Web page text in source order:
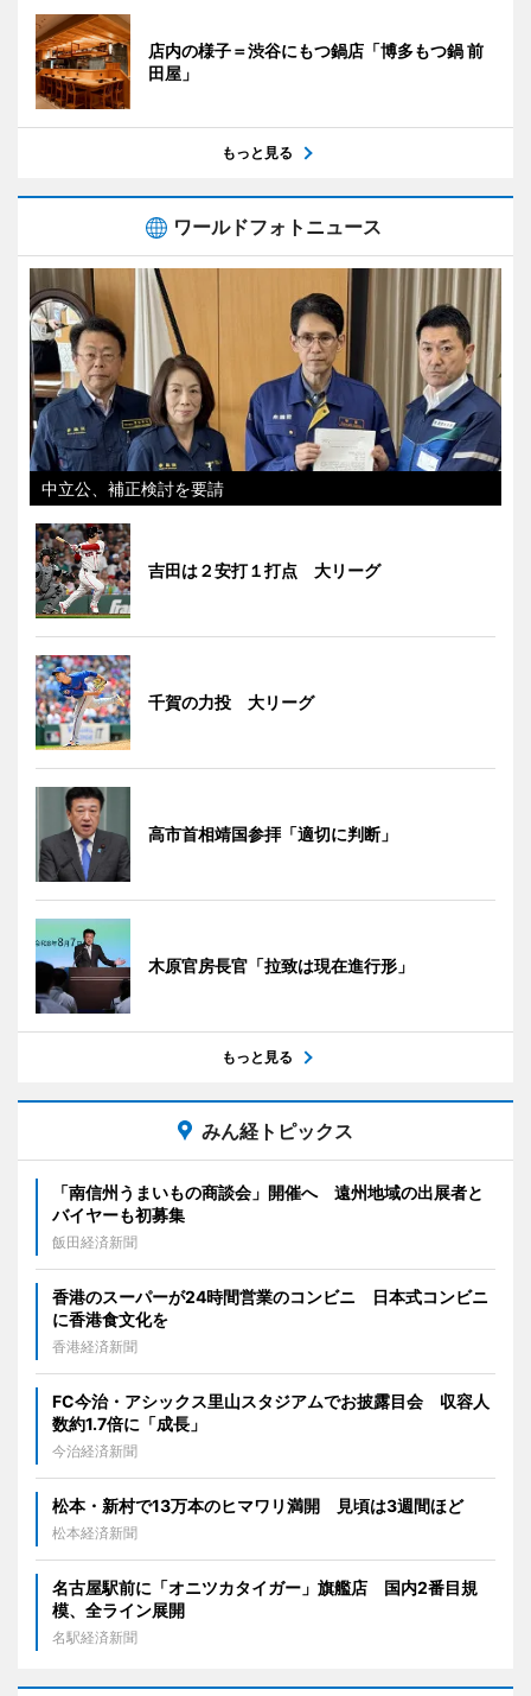
店内の様子＝渋谷にもつ鍋店「博多もつ鍋 前
田屋」
もっと見る
ワールドフォトニュース
中立公、補正検討を要請
吉田は２安打１打点 大リーグ
千賀の力投 大リーグ
高市首相靖国参拝「適切に判断」
木原官房長官「拉致は現在進行形」
もっと見る
みん経トピックス
「南信州うまいもの商談会」開催へ 遠州地域の出展者と
バイヤーも初募集
飯田経済新聞
香港のスーパーが24時間営業のコンビニ 日本式コンビニ
に香港食文化を
香港経済新聞
FC今治・アシックス里山スタジアムでお披露目会 収容人
数約1.7倍に「成長」
今治経済新聞
松本・新村で13万本のヒマワリ満開 見頃は3週間ほど
松本経済新聞
名古屋駅前に「オニツカタイガー」旗艦店 国内2番目規
模、全ライン展開
名駅経済新聞